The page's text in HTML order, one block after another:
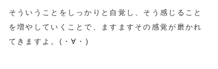
そういうことをしっかりと自覚し、そう感じること
を増やしていくことで、ますますその感覚が磨かれ
てきますよ。(・∀・)